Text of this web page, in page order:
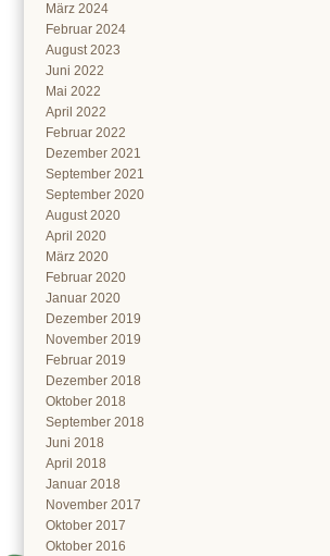
März 2024
Februar 2024
August 2023
Juni 2022
Mai 2022
April 2022
Februar 2022
Dezember 2021
September 2021
September 2020
August 2020
April 2020
März 2020
Februar 2020
Januar 2020
Dezember 2019
November 2019
Februar 2019
Dezember 2018
Oktober 2018
September 2018
Juni 2018
April 2018
Januar 2018
November 2017
Oktober 2017
Oktober 2016